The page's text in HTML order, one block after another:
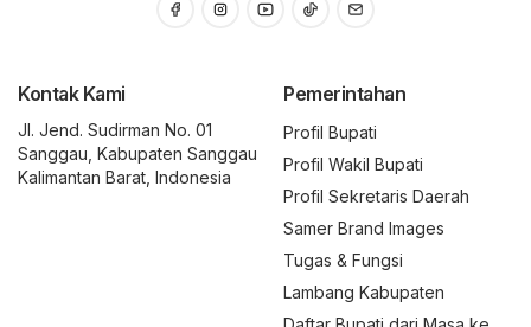
Kontak Kami
Jl. Jend. Sudirman No. 01
Sanggau, Kabupaten Sanggau
Kalimantan Barat, Indonesia
Pemerintahan
Profil Bupati
Profil Wakil Bupati
Profil Sekretaris Daerah
Samer Brand Images
Tugas & Fungsi
Lambang Kabupaten